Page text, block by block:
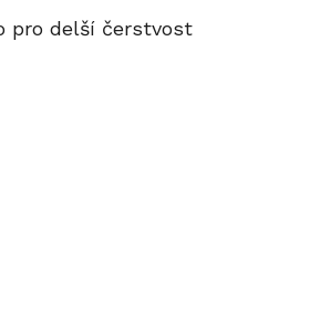
pro delší čerstvost